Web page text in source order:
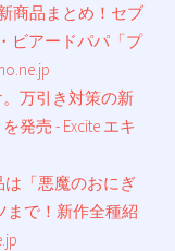
商品まとめ！セブ
ビアードパパ「プ
万引き対策の新
発売 - Excite エキ
は「悪魔のおにぎ
まで！新作全種紹